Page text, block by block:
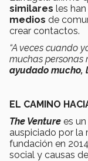
similares les
medios de
crear contactos.
“A veces cuando
muchas personas
ayudado mucho,
EL CAMINO
The Venture es
auspiciado por la
fundación en
social y causas